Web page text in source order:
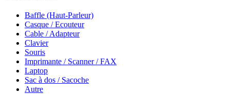
Baffle (Haut-Parleur)
Casque / Ecouteur
Cable / Adapteur
Clavier
Souris
Imprimante / Scanner / FAX
Laptop
Sac à dos / Sacoche
Autre